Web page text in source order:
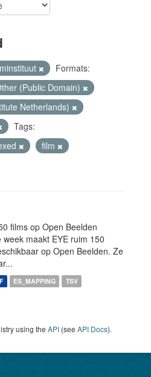
Formats:
(Public Domain)
Netherlands)
Tags:
film
films op Open Beelden
maakt EYE ruim 150
op Open Beelden. Ze
ES_MAPPING TSV
using the API (see API Docs).